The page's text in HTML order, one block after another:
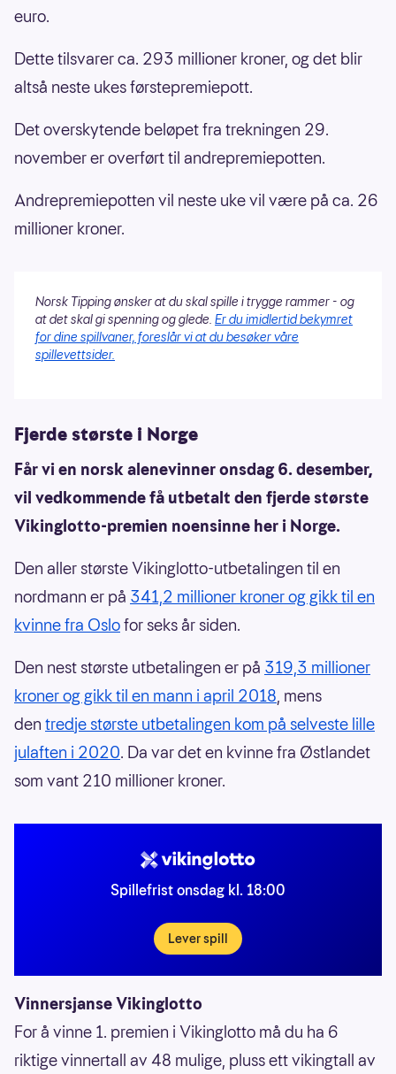
euro.
Dette tilsvarer ca. 293 millioner kroner, og det blir
altså neste ukes førstepremiepott.
Det overskytende beløpet fra trekningen 29.
november er overført til andrepremiepotten.
Andrepremiepotten vil neste uke vil være på ca. 26
millioner kroner.
Norsk Tipping ønsker at du skal spille i trygge rammer - og
at det skal gi spenning og glede. Er du imidlertid bekymret
for dine spillvaner, foreslår vi at du besøker våre
spillevettsider.
Fjerde største i Norge
Får vi en norsk alenevinner onsdag 6. desember,
vil vedkommende få utbetalt den fjerde største
Vikinglotto-premien noensinne her i Norge.
Den aller største Vikinglotto-utbetalingen til en
nordmann er på 341,2 millioner kroner og gikk til en
kvinne fra Oslofor seks år siden.
Den nest største utbetalingen er på 319,3 millioner
kroner og gikk til en mann i april 2018, mens
den tredje største utbetalingen kom på selveste lille
julaften i 2020. Da var det en kvinne fra Østlandet
som vant 210 millioner kroner.
Spillefrist onsdag kl. 18:00
Lever spill
Vinnersjanse Vikinglotto
For å vinne 1. premien i Vikinglotto må du ha 6
riktige vinnertall av 48 mulige, pluss ett vikingtall av